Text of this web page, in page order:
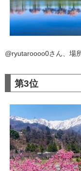
@ryutaroooo0さん、場
第3位